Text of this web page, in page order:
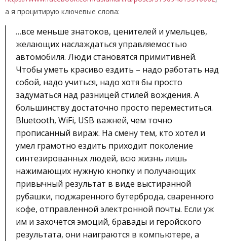
а я процитирую ключевые слова:
…все меньше знатоков, ценителей и умельцев,
желающих наслаждаться управляемостью
автомобиля. Люди становятся примитивней.
Чтобы уметь красиво ездить – надо работать над
собой, надо учиться, надо хотя бы просто
задуматься над разницей стилей вождения. А
большинству достаточно просто переместиться.
Bluetooth, WiFi, USB важней, чем точно
прописанный вираж. На смену тем, кто хотел и
умел грамотно ездить приходит поколение
синтезированных людей, всю жизнь лишь
нажимающих нужную кнопку и получающих
привычный результат в виде выстиранной
рубашки, поджаренного бутерброда, сваренного
кофе, отправленной электронной почты. Если уж
им и захочется эмоций, бравады и геройского
результата, они наиграются в компьютере, а